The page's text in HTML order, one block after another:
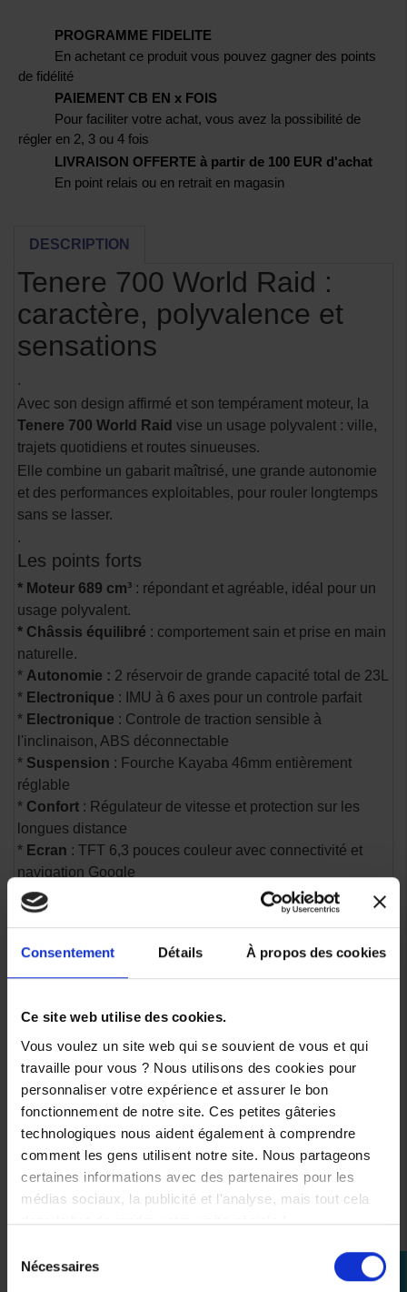
Consentement Détails À propos des cookies
Ce site web utilise des cookies.
Vous voulez un site web qui se souvient de vous et qui
travaille pour vous ? Nous utilisons des cookies pour
personnaliser votre expérience et assurer le bon
fonctionnement de notre site. Ces petites gâteries
technologiques nous aident également à comprendre
comment les gens utilisent notre site. Nous partageons
certaines informations avec des partenaires pour les
médias sociaux, la publicité et l'analyse, mais tout cela
dans le but de rendre votre visite géniale !
Nécessaires perm_identity
PROGRAMME FIDELITE
En achetant ce produit vous pouvez gagner des points
de fidélité
PAIEMENT CB EN x FOIS
Pour faciliter votre achat, vous avez la possibilité de
régler en 2, 3 ou 4 fois
LIVRAISON OFFERTE à partir de 100 EUR d'achat
En point relais ou en retrait en magasin
DESCRIPTION
Tenere 700 World Raid :
caractère, polyvalence et
sensations
.
Avec son design affirmé et son tempérament moteur, la
Tenere 700 World Raid vise un usage polyvalent : ville,
trajets quotidiens et routes sinueuses.
Elle combine un gabarit maîtrisé, une grande autonomie
et des performances exploitables, pour rouler longtemps
sans se lasser.
.
Les points forts
* Moteur 689 cm³ : répondant et agréable, idéal pour un
usage polyvalent.
* Châssis équilibré : comportement sain et prise en main
naturelle.
* Autonomie : 2 réservoir de grande capacité total de 23L
* Electronique : IMU à 6 axes pour un controle parfait
* Electronique : Controle de traction sensible à
l'inclinaison, ABS déconnectable
* Suspension : Fourche Kayaba 46mm entièrement
réglable
* Confort : Régulateur de vitesse et protection sur les
longues distance
* Ecran : TFT 6,3 pouces couleur avec connectivité et
navigation Google
Équipements / données techniques
* Cylindrée :
689 cm³
Couleurs disponibles
* Redline White
* Midnigth Black
Conclusion
UneTenere 700 World Raididéale si tu cherches une
avec des caractéristiques techniques élevées et un vrai